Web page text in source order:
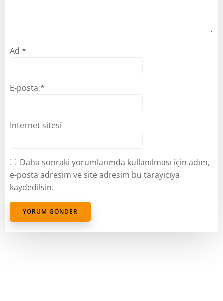
Ad *
E-posta *
İnternet sitesi
Daha sonraki yorumlarımda kullanılması için adım,
e-posta adresim ve site adresim bu tarayıcıya
kaydedilsin.